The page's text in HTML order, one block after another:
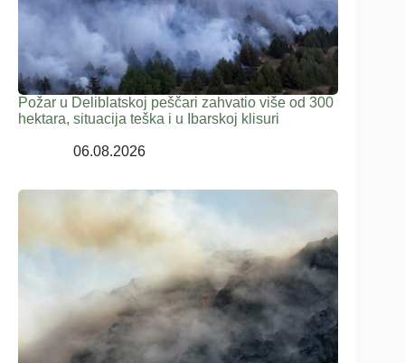
Požar u Deliblatskoj peščari zahvatio više od 300
hektara, situacija teška i u Ibarskoj klisuri
06.08.2026